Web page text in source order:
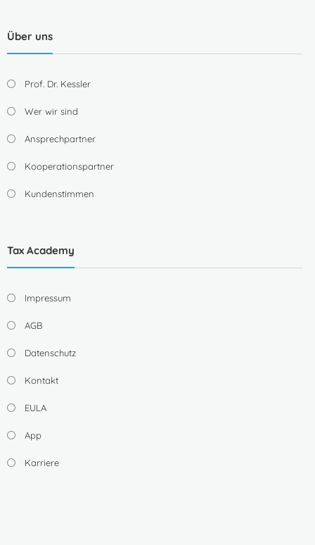
Über uns
Prof. Dr. Kessler
Wer wir sind
Ansprechpartner
Kooperationspartner
Kundenstimmen
Tax Academy
Impressum
AGB
Datenschutz
Kontakt
EULA
App
Karriere